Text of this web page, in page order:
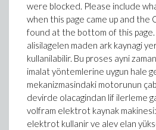
were blocked. Please include
when this page came up and the
found at the bottom of this
alisilagelen maden ark kaynagi
kullanilabilir. Bu proses ayni
imalat yöntemlerine uygun hale
mekanizmasindaki motorunun
devirde olacagindan lif ilerleme
volfram elektrot kaynak
elektrot kullanir ve alev elan